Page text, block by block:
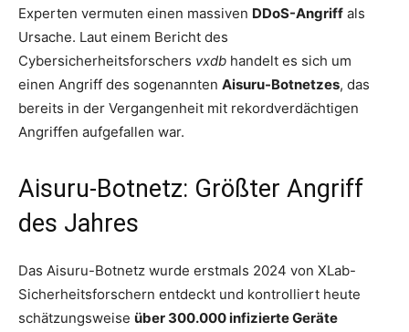
Experten vermuten einen massiven DDoS-Angriff als
Ursache. Laut einem Bericht des
Cybersicherheitsforschers vxdb handelt es sich um
einen Angriff des sogenannten Aisuru-Botnetzes, das
bereits in der Vergangenheit mit rekordverdächtigen
Angriffen aufgefallen war.
Aisuru-Botnetz: Größter Angriff
des Jahres
Das Aisuru-Botnetz wurde erstmals 2024 von XLab-
Sicherheitsforschern entdeckt und kontrolliert heute
schätzungsweise über 300.000 infizierte Geräte